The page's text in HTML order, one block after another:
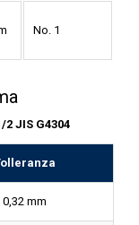
No. 1
JIS G4304
0,32 mm